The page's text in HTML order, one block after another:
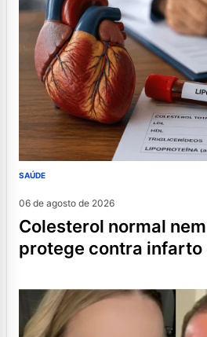
SAÚDE
06 de agosto de 2026
colesterol normal nem sempre
protege contra infarto